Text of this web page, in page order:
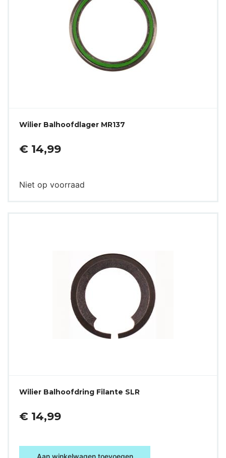
Wilier Balhoofdlager MR137
€ 14,99
Niet op voorraad
Wilier Balhoofdring Filante SLR
€ 14,99
Aan winkelwagen toevoegen